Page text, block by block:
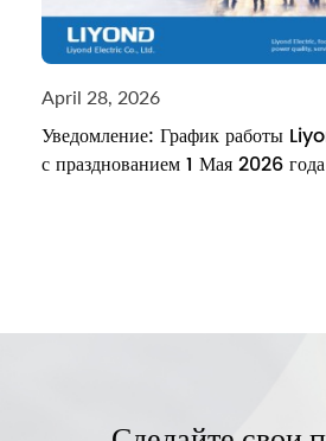
April 28, 2026
Уведомление: График работы
с празднованием 1 Мая 2026 года